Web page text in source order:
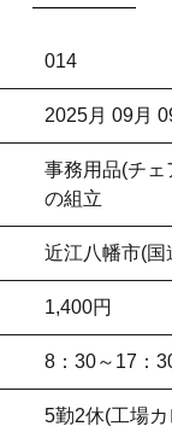
014
2025月 09月
事務用品(チ
の組立
近江八幡市(国
1,400円
8：30～17：
5勤2休(工場